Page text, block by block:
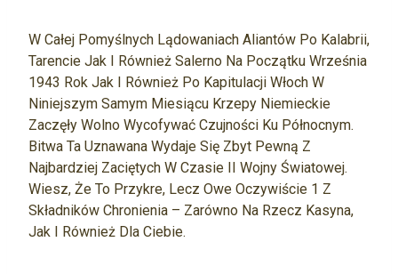
W Całej Pomyślnych Lądowaniach Aliantów Po Kalabrii,
Tarencie Jak I Również Salerno Na Początku Września
1943 Rok Jak I Również Po Kapitulacji Włoch W
Niniejszym Samym Miesiącu Krzepy Niemieckie
Zaczęły Wolno Wycofywać Czujności Ku Północnym.
Bitwa Ta Uznawana Wydaje Się Zbyt Pewną Z
Najbardziej Zaciętych W Czasie II Wojny Światowej.
Wiesz, Że To Przykre, Lecz Owe Oczywiście 1 Z
Składników Chronienia – Zarówno Na Rzecz Kasyna,
Jak I Również Dla Ciebie.